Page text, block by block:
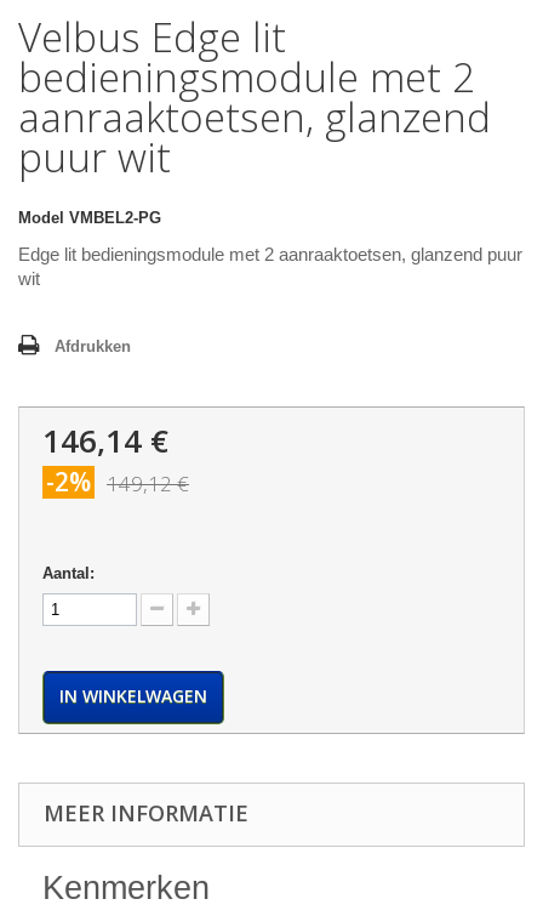
Velbus Edge lit
bedieningsmodule met 2
aanraaktoetsen, glanzend
puur wit
Model VMBEL2-PG
Edge lit bedieningsmodule met 2 aanraaktoetsen, glanzend puur
wit
Afdrukken
146,14 €
-2% 149,12 €
Aantal:
IN WINKELWAGEN
MEER INFORMATIE
Kenmerken